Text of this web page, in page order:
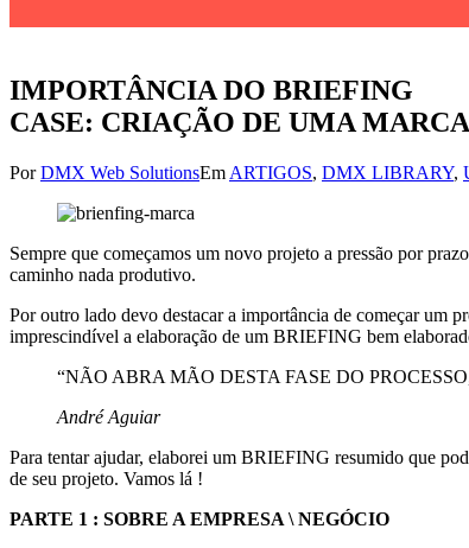
IMPORTÂNCIA DO BRIEFING
CASE: CRIAÇÃO DE UMA MARCA
PorDMX Web SolutionsEm ARTIGOS, DMX LIBRARY,
Sempre que começamos um novo projeto a pressão por
caminho nada produtivo.
Por outro lado devo destacar a importância de começar um
imprescindível a elaboração de um BRIEFING bem
“NÃO ABRA MÃO DESTA FASE DO
André Aguiar
Para tentar ajudar, elaborei um BRIEFING resumido que
de seu projeto. Vamos lá !
PARTE 1 : SOBRE A EMPRESA \ NEGÓCIO